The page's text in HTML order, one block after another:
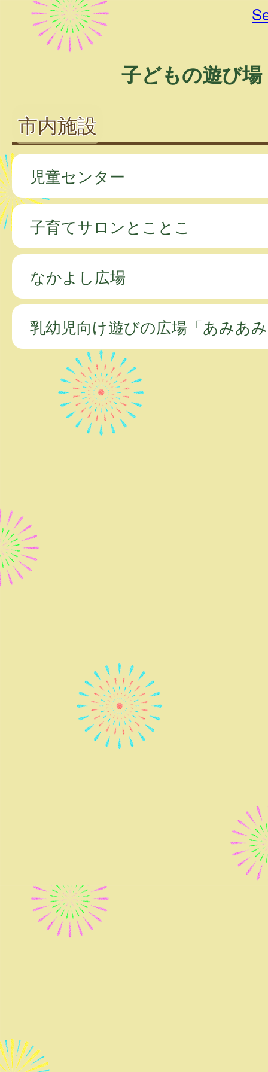
子どもの遊び場
市内施設
児童センター
子育てサロンとことこ
なかよし広場
乳幼児向け遊びの広場「あみあ